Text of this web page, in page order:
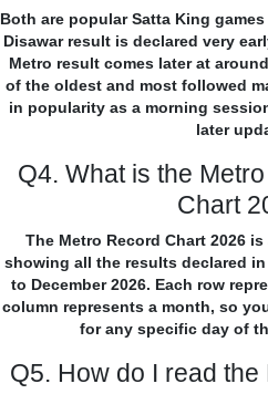
Both are popular Satta King
Disawar result is declared very
Metro result comes later at
of the oldest and most followed
in popularity as a morning
later
Q4. What is the
Chart
The Metro Record Chart 2026
showing all the results declared
to December 2026. Each row
column represents a month, so
for any specific day of
Q5. How do I read